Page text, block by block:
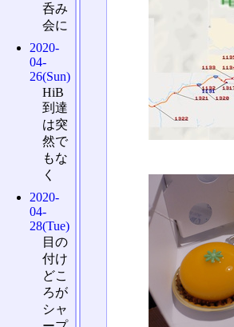
呑み
会に
2020-
04-
26(Sun)
HiB
到達
は突
然で
もな
く
2020-
04-
28(Tue)
目の
付け
どこ
ろが
シャ